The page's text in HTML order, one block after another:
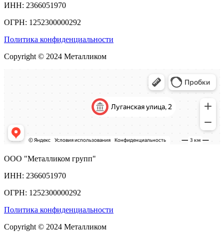
ИНН: 2366051970
ОГРН: 1252300000292
Политика конфиденциальности
Copyright © 2024 Металликом
ООО "Металликом групп"
ИНН: 2366051970
ОГРН: 1252300000292
Политика конфиденциальности
Copyright © 2024 Металликом